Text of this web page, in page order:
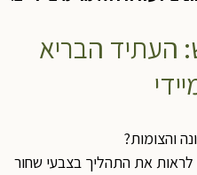
העתיד הבריא
והצומות?
לראות את התהליך בצבעי שחור